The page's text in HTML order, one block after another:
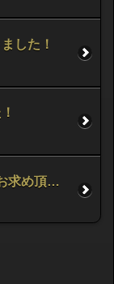
した！
クエルボ イ ソブリノスをお求め頂きました！